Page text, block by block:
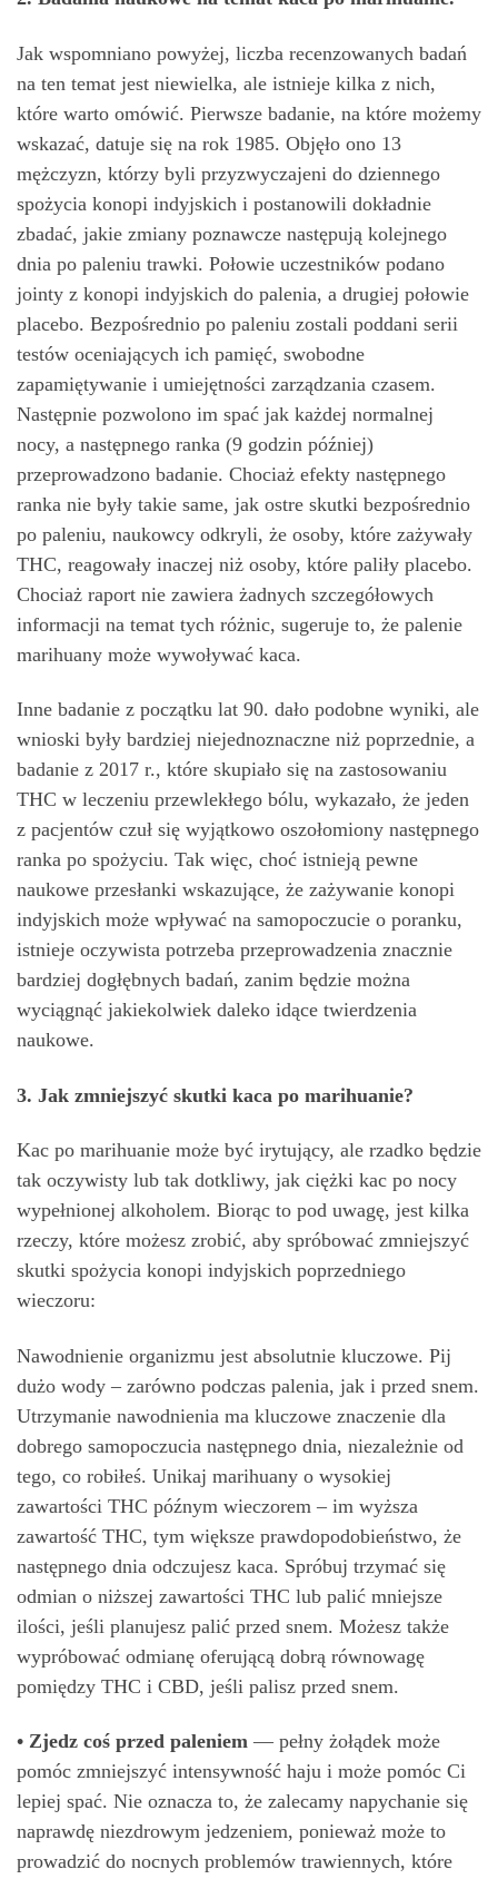
Jak wspomniano powyżej, liczba recenzowanych badań
na ten temat jest niewielka, ale istnieje kilka z nich,
które warto omówić. Pierwsze badanie, na które możemy
wskazać, datuje się na rok 1985. Objęło ono 13
mężczyzn, którzy byli przyzwyczajeni do dziennego
spożycia konopi indyjskich i postanowili dokładnie
zbadać, jakie zmiany poznawcze następują kolejnego
dnia po paleniu trawki. Połowie uczestników podano
jointy z konopi indyjskich do palenia, a drugiej połowie
placebo. Bezpośrednio po paleniu zostali poddani serii
testów oceniających ich pamięć, swobodne
zapamiętywanie i umiejętności zarządzania czasem.
Następnie pozwolono im spać jak każdej normalnej
nocy, a następnego ranka (9 godzin później)
przeprowadzono badanie. Chociaż efekty następnego
ranka nie były takie same, jak ostre skutki bezpośrednio
po paleniu, naukowcy odkryli, że osoby, które zażywały
THC, reagowały inaczej niż osoby, które paliły placebo.
Chociaż raport nie zawiera żadnych szczegółowych
informacji na temat tych różnic, sugeruje to, że palenie
marihuany może wywoływać kaca.
Inne badanie z początku lat 90. dało podobne wyniki, ale
wnioski były bardziej niejednoznaczne niż poprzednie, a
badanie z 2017 r., które skupiało się na zastosowaniu
THC w leczeniu przewlekłego bólu, wykazało, że jeden
z pacjentów czuł się wyjątkowo oszołomiony następnego
ranka po spożyciu. Tak więc, choć istnieją pewne
naukowe przesłanki wskazujące, że zażywanie konopi
indyjskich może wpływać na samopoczucie o poranku,
istnieje oczywista potrzeba przeprowadzenia znacznie
bardziej dogłębnych badań, zanim będzie można
wyciągnąć jakiekolwiek daleko idące twierdzenia
naukowe.
3. Jak zmniejszyć skutki kaca po marihuanie?
Kac po marihuanie może być irytujący, ale rzadko będzie
tak oczywisty lub tak dotkliwy, jak ciężki kac po nocy
wypełnionej alkoholem. Biorąc to pod uwagę, jest kilka
rzeczy, które możesz zrobić, aby spróbować zmniejszyć
skutki spożycia konopi indyjskich poprzedniego
wieczoru:
Nawodnienie organizmu jest absolutnie kluczowe. Pij
dużo wody – zarówno podczas palenia, jak i przed snem.
Utrzymanie nawodnienia ma kluczowe znaczenie dla
dobrego samopoczucia następnego dnia, niezależnie od
tego, co robiłeś. Unikaj marihuany o wysokiej
zawartości THC późnym wieczorem – im wyższa
zawartość THC, tym większe prawdopodobieństwo, że
następnego dnia odczujesz kaca. Spróbuj trzymać się
odmian o niższej zawartości THC lub palić mniejsze
ilości, jeśli planujesz palić przed snem. Możesz także
wypróbować odmianę oferującą dobrą równowagę
pomiędzy THC i CBD, jeśli palisz przed snem.
• Zjedz coś przed paleniem — pełny żołądek może
pomóc zmniejszyć intensywność haju i może pomóc Ci
lepiej spać. Nie oznacza to, że zalecamy napychanie się
naprawdę niezdrowym jedzeniem, ponieważ może to
prowadzić do nocnych problemów trawiennych, które